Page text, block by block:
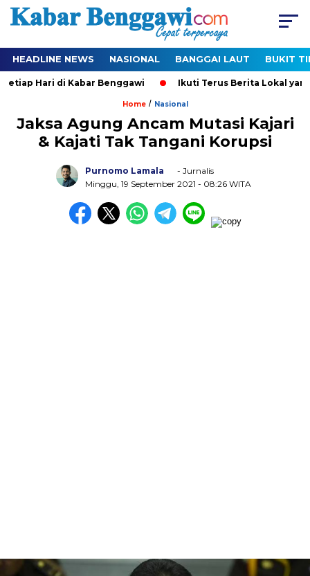
HEADLINE NEWS NASIONAL BANGGAI LAUT BUKIT
Hari di Kabar Benggawi Ikuti Terus Berita Lokal yang
Home/ Nasional
Jaksa Agung Ancam Mutasi Kajari
& Kajati Tak Tangani Korupsi
Purnomo Lamala
- Jurnalis
Minggu, 19 September 2021 - 08:26 WITA